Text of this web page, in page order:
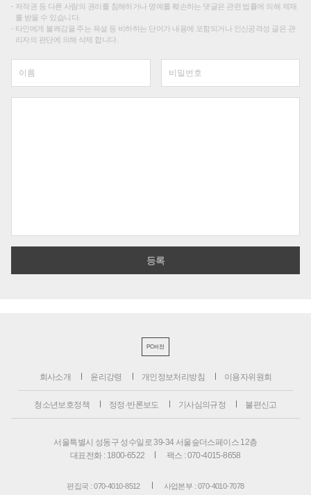
저작권 등 다른 사람의 권리를 침해하거나 명예를 훼손하는 댓글은 관련 법률에 의해 제재
를 받을 수 있습니다.
타인에게 불쾌감을 주는 욕설 등 비하하는 단어가 내용에 포함되거나 인신공격성 글은 관
리자의 판단에 의해 삭제 합니다.
PC버전
회사소개 윤리강령 개인정보처리방침 이용자위원회
청소년보호정책 정정·반론보도 기사심의규정 불편신고
서울특별시 성동구 성수일로 39-34 서울숲더스페이스 12층
대표전화 : 1800-6522
팩스 : 070-4015-8658
편집국 : 070-4010-8512
사업본부 : 070-4010-7078